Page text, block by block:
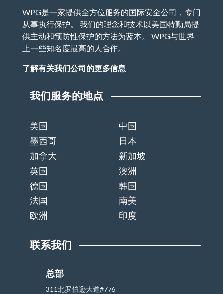
WPG是一家提供全方位服务的国际安全公司，专门
从事执行保护。 我们的理念和技术以美国特勤局提
供主动和预防性保护的方法为蓝本。 WPG与世界
上一些知名度最高的人合作。
了解有关我们公司的更多信息
我们服务的地点
美国
中国
墨西哥
日本
加拿大
新加坡
英国
澳洲
德国
韩国
法国
南美
欧洲
印度
联系我们
总部
311北罗伯逊大道#776